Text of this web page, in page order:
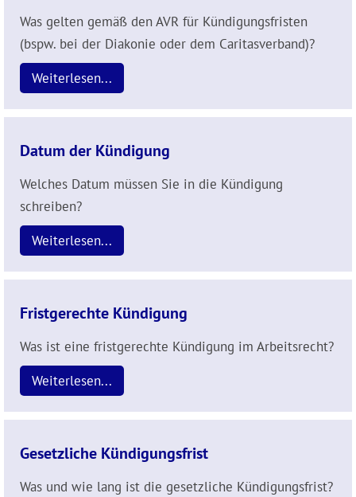
Was gelten gemäß den AVR für Kündigungsfristen
(bspw. bei der Diakonie oder dem Caritasverband)?
Weiterlesen...
Datum der Kündigung
Welches Datum müssen Sie in die Kündigung
schreiben?
Weiterlesen...
Fristgerechte Kündigung
Was ist eine fristgerechte Kündigung im Arbeitsrecht?
Weiterlesen...
Gesetzliche Kündigungsfrist
Was und wie lang ist die gesetzliche Kündigungsfrist?